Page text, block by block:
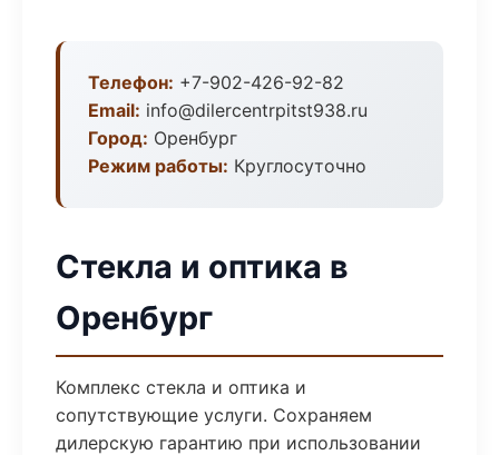
Телефон: +7-902-426-92-82
Email: info@dilercentrpitst938.ru
Город: Оренбург
Режим работы: Круглосуточно
Стекла и оптика в
Оренбург
Комплекс стекла и оптика и
сопутствующие услуги. Сохраняем
дилерскую гарантию при использовании